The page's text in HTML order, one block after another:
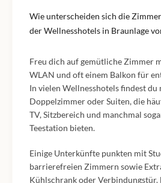
Wie unterscheiden sich die
der Wellnesshotels in Braunlage
Freu dich auf gemütliche Zimmer
WLAN und oft einem Balkon für
In vielen Wellnesshotels findest du
Doppelzimmer oder Suiten, die
TV, Sitzbereich und manchmal
Teestation bieten.
Einige Unterkünfte punkten mit
barrierefreien Zimmern sowie
Kühlschrank oder Verbindungstür.